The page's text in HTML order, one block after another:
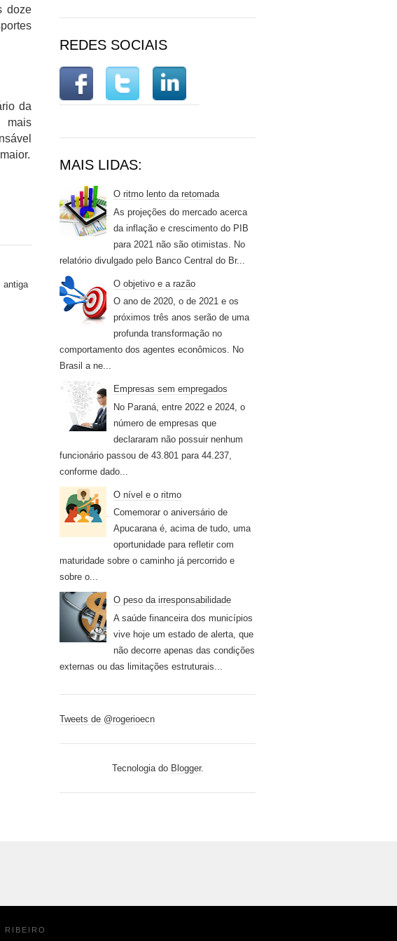
doze
da
mais
antiga
REDES SOCIAIS
MAIS LIDAS:
O ritmo lento da retomada
As projeções do mercado acerca
da inflação e crescimento do PIB
para 2021 não são otimistas. No
relatório divulgado pelo Banco Central do Br...
O objetivo e a razão
O ano de 2020, o de 2021 e os
próximos três anos serão de uma
profunda transformação no
comportamento dos agentes econômicos. No
Brasil a ne...
Empresas sem empregados
No Paraná, entre 2022 e 2024, o
número de empresas que
declararam não possuir nenhum
funcionário passou de 43.801 para 44.237,
conforme dado...
O nível e o ritmo
Comemorar o aniversário de
Apucarana é, acima de tudo, uma
oportunidade para refletir com
maturidade sobre o caminho já percorrido e
sobre o...
O peso da irresponsabilidade
A saúde financeira dos municípios
vive hoje um estado de alerta, que
não decorre apenas das condições
externas ou das limitações estruturais...
Tweets de @rogerioecn
Tecnologia do Blogger.
RIBEIRO